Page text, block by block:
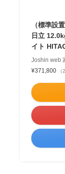
（標準設
日立
イト
Joshin web
¥371,800